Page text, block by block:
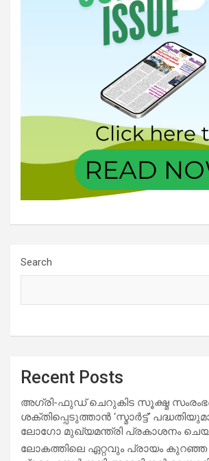
Search
Recent Posts
അഗ്രി-ഫുഡ് ചെറുകിട സൂക്ഷ്മ
ശക്തിപ്പെടുത്താന്‍ ‘സ്മാര്‍ട്ട്’
ലോഗോ മുഖ്യമന്ത്രി പ്രകാശനം
ലോകത്തിലെ ഏറ്റവും പ്രായം